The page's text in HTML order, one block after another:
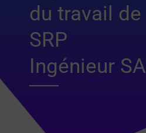
du travail de
SRP
Ingénieur SA